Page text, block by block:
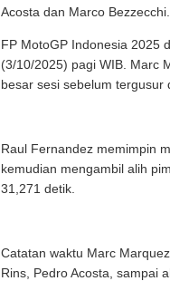
Acosta dan Marco Bezzecchi.
FP MotoGP Indonesia 2025
(3/10/2025) pagi WIB. Marc
besar sesi sebelum tergusur
Raul Fernandez memimpin
kemudian mengambil alih
31,271 detik.
Catatan waktu Marc
Rins, Pedro Acosta, sampai